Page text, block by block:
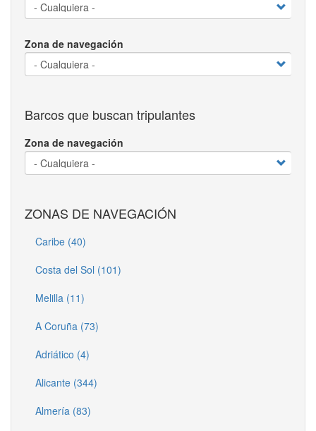
Zona de navegación
Barcos que buscan tripulantes
Zona de navegación
ZONAS DE NAVEGACIÓN
Caribe (40)
Costa del Sol (101)
Melilla (11)
A Coruña (73)
Adriático (4)
Alicante (344)
Almería (83)